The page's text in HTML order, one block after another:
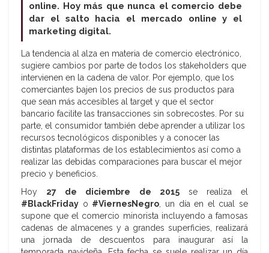
online. Hoy más que nunca el comercio debe
dar el salto hacia el mercado online y el
marketing digital.
La tendencia al alza en materia de comercio electrónico,
sugiere cambios por parte de todos los stakeholders que
intervienen en la cadena de valor. Por ejemplo, que los
comerciantes bajen los precios de sus productos para
que sean más accesibles al target y que el sector
bancario facilite las transacciones sin sobrecostes. Por su
parte, el consumidor también debe aprender a utilizar los
recursos tecnológicos disponibles y a conocer las
distintas plataformas de los establecimientos así como a
realizar las debidas comparaciones para buscar el mejor
precio y beneficios.
Hoy 27 de diciembre de 2015se realiza el
#BlackFriday o #ViernesNegro, un día en el cual se
supone que el comercio minorista incluyendo a famosas
cadenas de almacenes y a grandes superficies, realizará
una jornada de descuentos para inaugurar así la